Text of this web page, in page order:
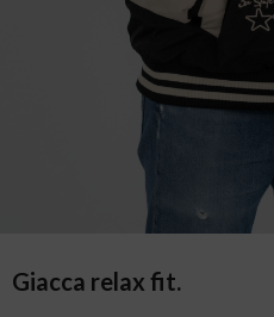
Giacca relax fit.